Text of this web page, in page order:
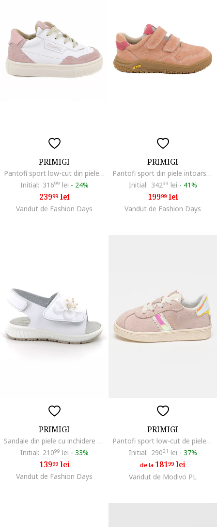
PRIMIGI
Pantofi sport low-cut din piele si piele intoarsa, Alb/Roz prafuit
Initial: 31699 lei - 24%
23999lei
Vandut de Fashion Days
PRIMIGI
Pantofi sport din piele intoarsa cu segmente cu inchidere velcro, Roz zmeuriu/Roz somon
Initial: 34299 lei - 41%
19999lei
Vandut de Fashion Days
PRIMIGI
Sandale din piele cu inchidere velcro
Initial: 21099 lei - 33%
13999lei
Vandut de Fashion Days
PRIMIGI
Pantofi sport low-cut de piele intoarsa, Roz pal
Initial: 29021 lei - 37%
de la 18199lei
Vandut de Modivo PL